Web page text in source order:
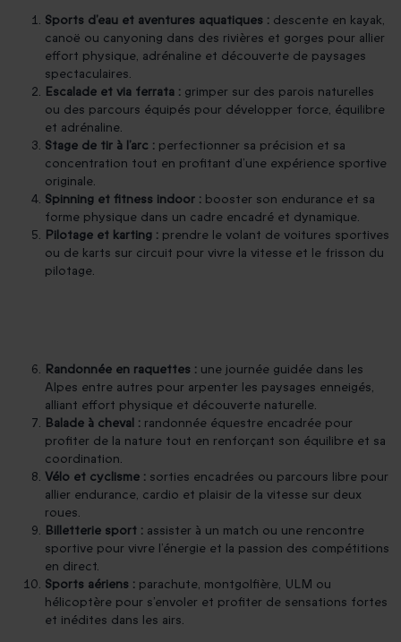
Sports d’eau et aventures aquatiques : descente en kayak,
canoë ou canyoning dans des rivières et gorges pour allier
effort physique, adrénaline et découverte de paysages
spectaculaires.
Escalade et via ferrata : grimper sur des parois naturelles
ou des parcours équipés pour développer force, équilibre
et adrénaline.
Stage de tir à l’arc : perfectionner sa précision et sa
concentration tout en profitant d’une expérience sportive
originale.
Spinning et fitness indoor : booster son endurance et sa
forme physique dans un cadre encadré et dynamique.
Pilotage et karting : prendre le volant de voitures sportives
ou de karts sur circuit pour vivre la vitesse et le frisson du
pilotage.
Randonnée en raquettes : une journée guidée dans les
Alpes entre autres pour arpenter les paysages enneigés,
alliant effort physique et découverte naturelle.
Balade à cheval : randonnée équestre encadrée pour
profiter de la nature tout en renforçant son équilibre et sa
coordination.
Vélo et cyclisme : sorties encadrées ou parcours libre pour
allier endurance, cardio et plaisir de la vitesse sur deux
roues.
Billetterie sport : assister à un match ou une rencontre
sportive pour vivre l’énergie et la passion des compétitions
en direct.
Sports aériens : parachute, montgolfière, ULM ou
hélicoptère pour s’envoler et profiter de sensations fortes
et inédites dans les airs.